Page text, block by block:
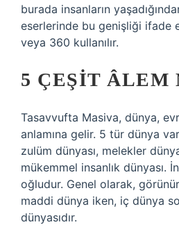
burada insanların
eserlerinde bu genişliği ifade
veya 360 kullanılır.
5 ÇEŞIT ÂLEM
Tasavvufta Masiva, dünya,
anlamına gelir. 5 tür dünya
zulüm dünyası, melekler
mükemmel insanlık dünyası.
oğludur. Genel olarak,
maddi dünya iken, iç dünya
dünyasıdır.